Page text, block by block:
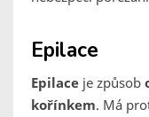
Epilace
Epilace je způsob
kořínkem. Má